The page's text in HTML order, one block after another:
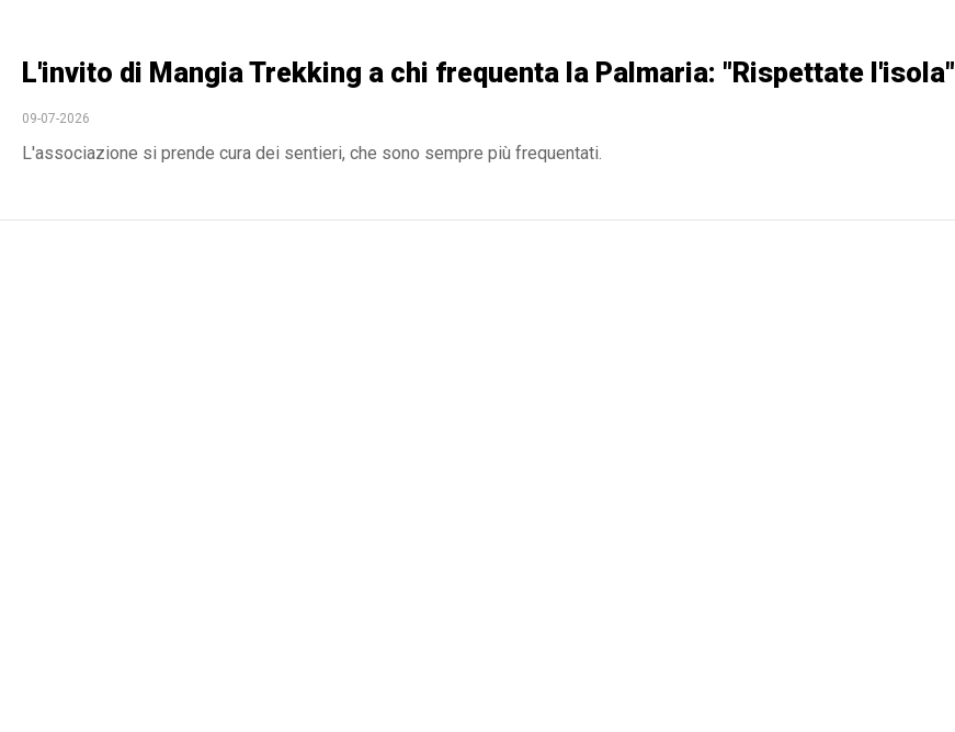
L'invito di Mangia Trekking a chi frequenta la Palmaria: "Rispettate l'isola"
09-07-2026
L'associazione si prende cura dei sentieri, che sono sempre più frequentati.